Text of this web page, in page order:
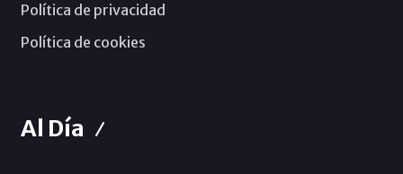
Política de privacidad
Política de cookies
Al Día